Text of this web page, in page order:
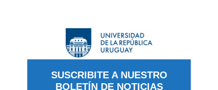
SUSCRIBITE A NUESTRO
BOLETÍN DE NOTICIAS